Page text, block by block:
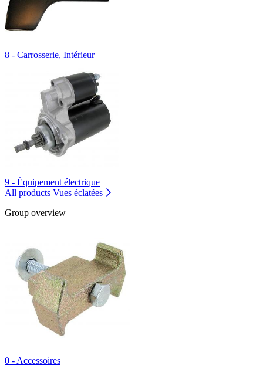
8 - Carrosserie, Intérieur
9 - Équipement électrique
All products Vues éclatées
Group overview
0 - Accessoires